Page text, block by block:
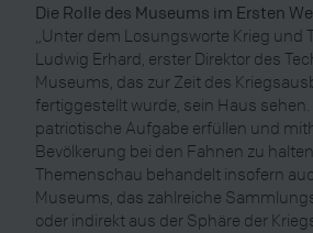
Die Rolle des Museums im Ersten
„Unter dem Losungsworte Krieg und
Ludwig Erhard, erster Direktor des
Museums, das zur Zeit des
fertiggestellt wurde, sein Haus sehen.
patriotische Aufgabe erfüllen und
Bevölkerung bei den Fahnen zu
Themenschau behandelt insofern
Museums, das zahlreiche
oder indirekt aus der Sphäre der